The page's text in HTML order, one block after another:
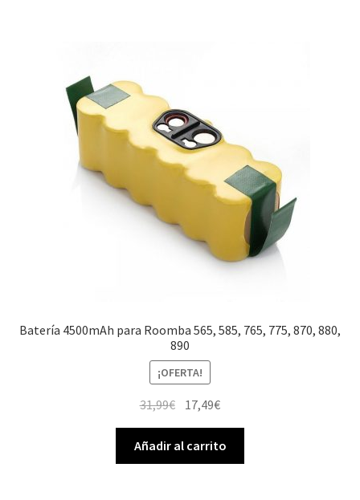
Batería 4500mAh para Roomba 565, 585, 765, 775, 870, 880,
890
¡OFERTA!
31,99€ El
precio
original
era:
17,49€El
precio
actual
es:
Añadir al carrito